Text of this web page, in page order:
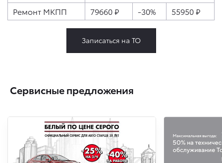
Ремонт МКПП
79660 ₽ -30% 55950 ₽
Записаться на ТО
Сервисные предложения